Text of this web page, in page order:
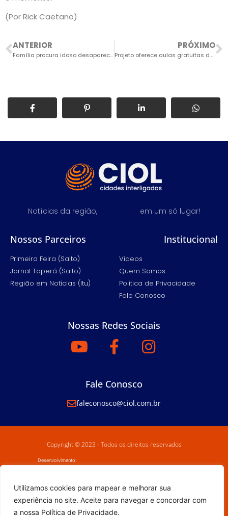
Utilizamos cookies para mapear e melhorar sua
experiência no site. Aceite para navegar e concordar com
a nossa Política de Privacidade.
(Por Rick Caetano)
ANTERIOR
Família procura idoso desaparecido em Itu
PRÓXIMO
Projeto oferece aulas gratuitas de teatro, canto e dança
Notícias da região, em um só lugar!
Nossos Parceiros
Primeira Feira (Salto)
Jornal Taperá (Salto)
Região em Notícias (Itu)
Institucional
Vídeos
Quem Somos
Política de Privacidade
Fale Conosco
Nossas Redes Sociais
Fale Conosco
faleconosco@ciol.com.br
Copyright © 2023 - Todos os direitos reservados
Desenvolvimento: